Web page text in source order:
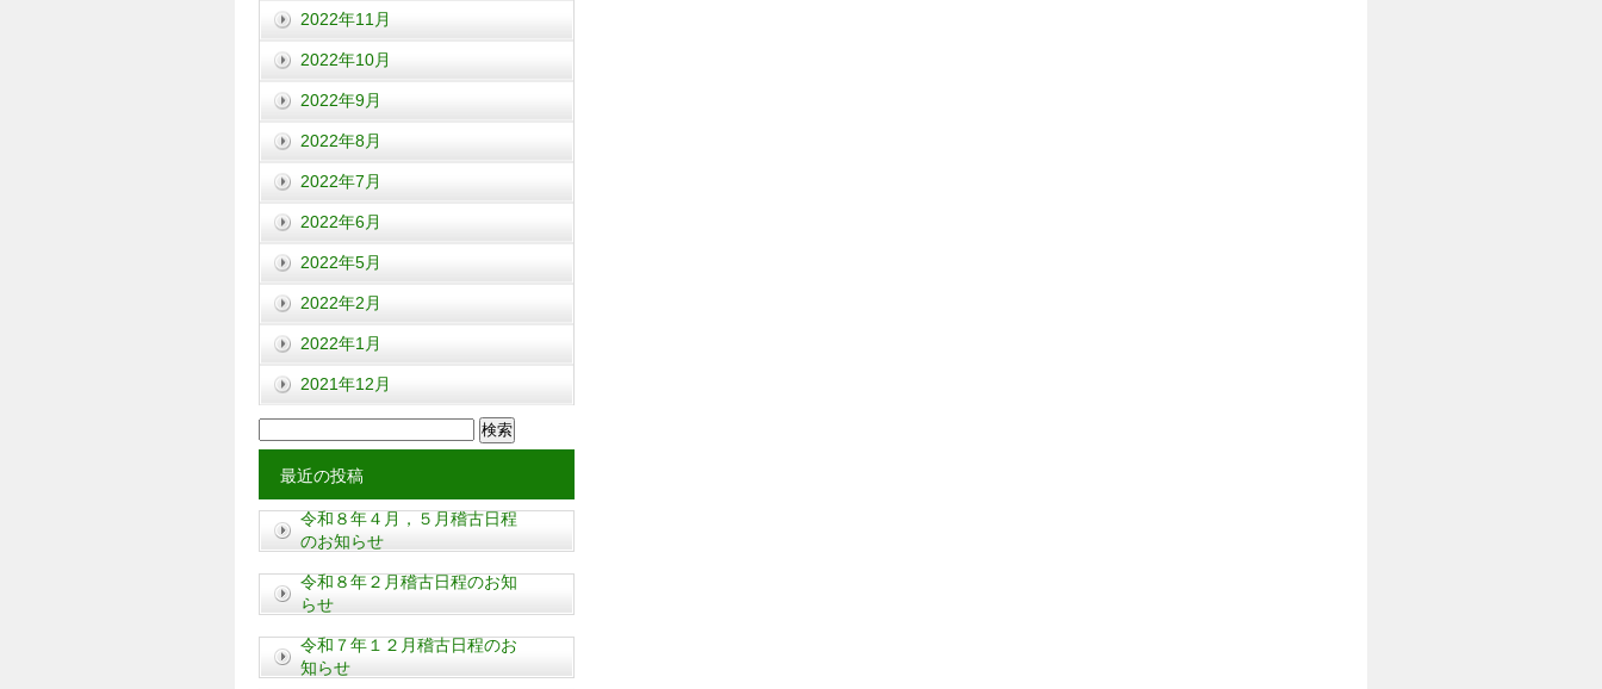
2022年11月
2022年10月
2022年9月
2022年8月
2022年7月
2022年6月
2022年5月
2022年2月
2022年1月
2021年12月
索:
最近の投稿
令和８年４月，５月稽古日程
のお知らせ
令和８年２月稽古日程のお知
らせ
令和７年１２月稽古日程のお
知らせ